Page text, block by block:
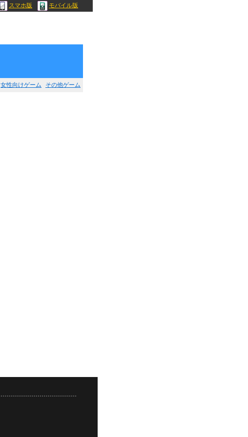
スマホ版 モバイル版
女性向けゲーム その他ゲーム